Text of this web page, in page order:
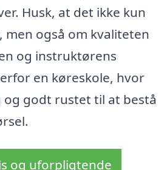
Husk, at det ikke kun
men også om kvaliteten
og instruktørens
en køreskole, hvor
godt rustet til at bestå
og uforpligtende